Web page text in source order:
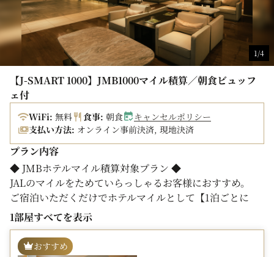
男湯にサウナ、女湯にジェットバスをご用意。お寛ぎいた
だけるスパラウンジも備えております。
▼ 駐車場のご利用について ▼
・立体駐車場の収容台数30台
・収容可能サイズ:全長5.0m、幅2.0m、高さ1.5m、総重
量2.5t、最低地上高11.0cm
・予約制ではなく、先着順のご案内となります
・満車の際は近隣駐車場をご利用ください
・駐車料金：1泊(当日15時から翌11時まで)につき2,000円
▼ ご案内事項 ▼
・ご到着時にクレジットカードのご提示、もしくは前受け
金をお預かりいたします。予めご了承くださいませ。(事
前WEB決済のお客様を除く）
・One Harmony会員ポイントは会員様ご本人がお支払を
した場合に積算されます。ご到着時に会員カードをご提示
くださいませ。
1/4
【J-SMART 1000】JMB1000マイル積算／朝食ビュッフ
ェ付
WiFi: 無料 食事: 朝食
キャンセルポリシー
支払い方法: オンライン事前決済, 現地決済
プラン内容
◆ JMBホテルマイル積算対象プラン ◆
JALのマイルをためていらっしゃるお客様におすすめ。
ご宿泊いただくだけでホテルマイルとして【1泊ごとに
1000マイル】がたまります。
◆ キャンセルポリシー ◆
・ご宿泊日の前日 ： ご宿泊代金の20％
1部屋すべてを表示
おすすめ